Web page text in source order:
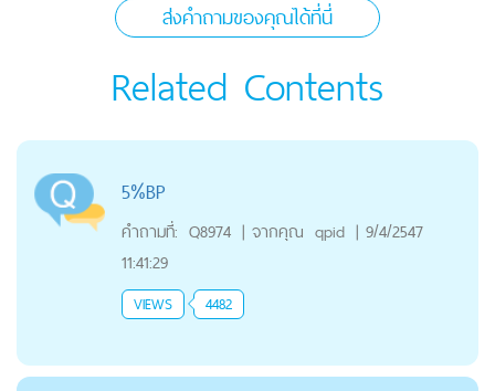
ส่งคำถามของคุณได้ที่นี่
Related Contents
5%BP
คำถามที่: Q8974 | จากคุณ qpid | 9/4/2547
11:41:29
VIEWS 4482